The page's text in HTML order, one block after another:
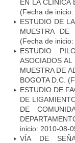
EN LA CLINICA
(Fecha de
ESTUDIO DE
MUESTRA DE
(Fecha de
ESTUDIO
ASOCIADOS
MUESTRA DE
BOGOTA D.C.
ESTUDIO DE
DE
DE
inicio: 2010-08-
VÍA DE